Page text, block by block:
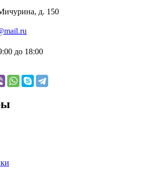
д. 150
до 18:00